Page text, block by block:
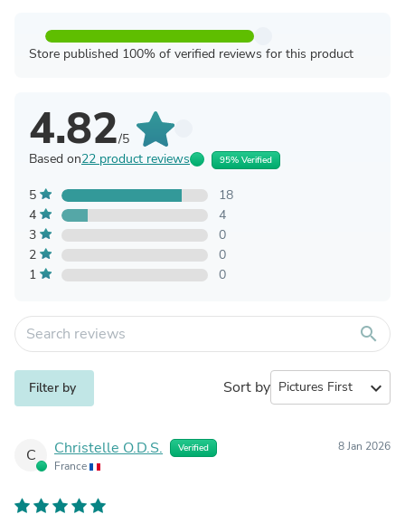
Store published 100% of verified reviews for this product
4.82/5
Based on22 product reviews 95% Verified
5
18
4
4
3
0
2
0
1
0
search
Filter by Sort by expand_more
C Christelle O.D.S. Verified
France
8 Jan 2026